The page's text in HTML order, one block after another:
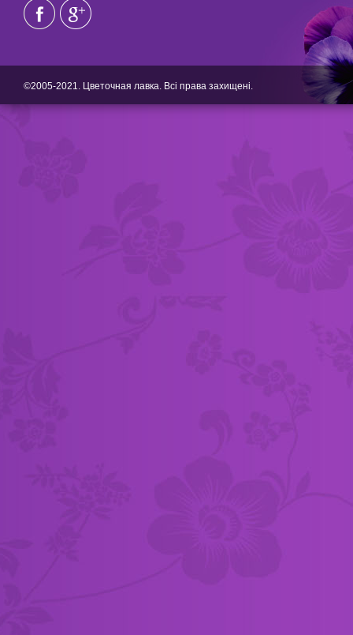
©2005-2021. Цветочная лавка. Всі права захищені.